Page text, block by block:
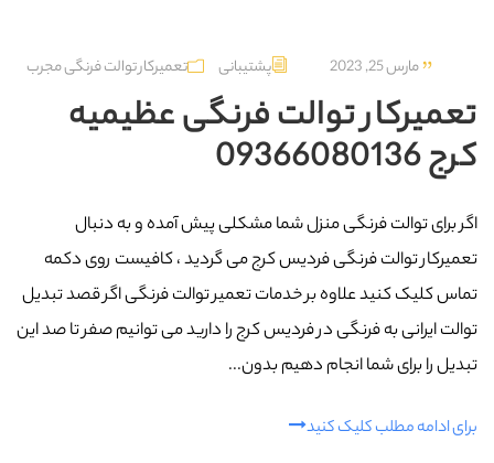
مارس 25, 2023 پشتیبانی تعمیرکار توالت فرنگی مجرب
تعمیرکار توالت فرنگی عظیمیه
کرج 09366080136
اگر برای توالت فرنگی منزل شما مشکلی پیش آمده و به دنبال
تعمیرکار توالت فرنگی فردیس کرج می گردید ، کافیست روی دکمه
تماس کلیک کنید علاوه بر خدمات تعمیر توالت فرنگی اگر قصد تبدیل
توالت ایرانی به فرنگی در فردیس کرج را دارید می توانیم صفر تا صد این
تبدیل را برای شما انجام دهیم بدون...
برای ادامه مطلب کلیک کنید